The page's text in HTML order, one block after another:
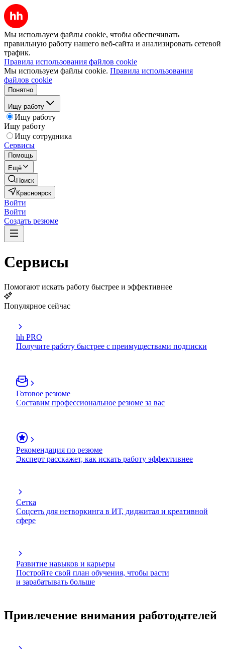
Мы используем файлы cookie, чтобы обеспечивать
правильную работу нашего веб-сайта и анализировать сетевой
трафик.
Правила использования файлов cookie
Мы используем файлы cookie. Правила использования
файлов cookie
Понятно
Ищу работу
Ищу работу
Ищу работу
Ищу сотрудника
Сервисы
Помощь
Ещё
Поиск
Красноярск
Войти
Войти
Создать резюме
Сервисы
Помогают искать работу быстрее и эффективнее
Популярное сейчас
hh PRO
Получите работу быстрее с преимуществами подписки
Готовое резюме
Составим профессиональное резюме за вас
Рекомендация по резюме
Эксперт расскажет, как искать работу эффективнее
Сетка
Соцсеть для нетворкинга в ИТ, диджитал и креативной
сфере
Развитие навыков и карьеры
Постройте свой план обучения, чтобы расти
и зарабатывать больше
Привлечение внимания работодателей